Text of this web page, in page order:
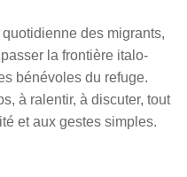
des migrants,
la frontière italo-
bénévoles du refuge.
à ralentir, à discuter, tout
et aux gestes simples.